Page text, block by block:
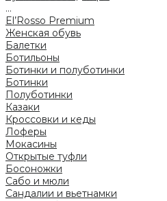
...
El’Rosso Premium
Женская обувь
Балетки
Ботильоны
Ботинки и полуботинки
Ботинки
Полуботинки
Казаки
Кроссовки и кеды
Лоферы
Мокасины
Открытые туфли
Босоножки
Сабо и мюли
Сандалии и вьетнамки